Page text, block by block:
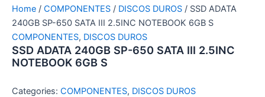
Home / COMPONENTES / DISCOS DUROS / SSD ADATA
240GB SP-650 SATA III 2.5INC NOTEBOOK 6GB S
COMPONENTES, DISCOS DUROS
SSD ADATA 240GB SP-650 SATA III 2.5INC
NOTEBOOK 6GB S
Categories: COMPONENTES, DISCOS DUROS